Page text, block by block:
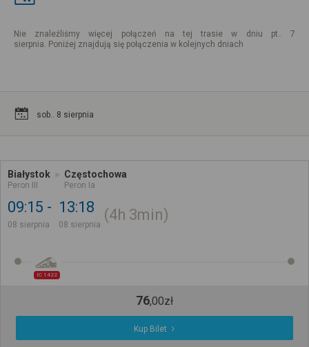
Nie znaleźliśmy więcej połączeń na tej trasie w dniu pt.. 7
sierpnia. Poniżej znajdują się połączenia w kolejnych dniach
sob.. 8 sierpnia
Białystok
Peron III
Częstochowa
Peron Ia
09:15
08 sierpnia
13:18
08 sierpnia
4h 3min
IC 1422
76,00zł
Kup Bilet